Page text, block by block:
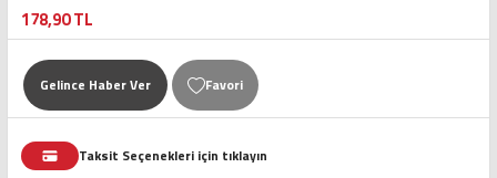
178,90 TL
Gelince Haber Ver
Taksit Seçenekleri için tıklayın